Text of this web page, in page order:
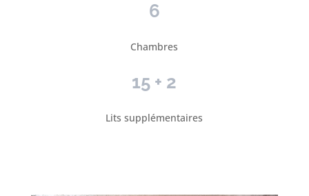
6
Chambres
15 + 2
Lits supplémentaires